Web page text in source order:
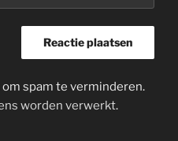
spam te verminderen.
worden verwerkt.